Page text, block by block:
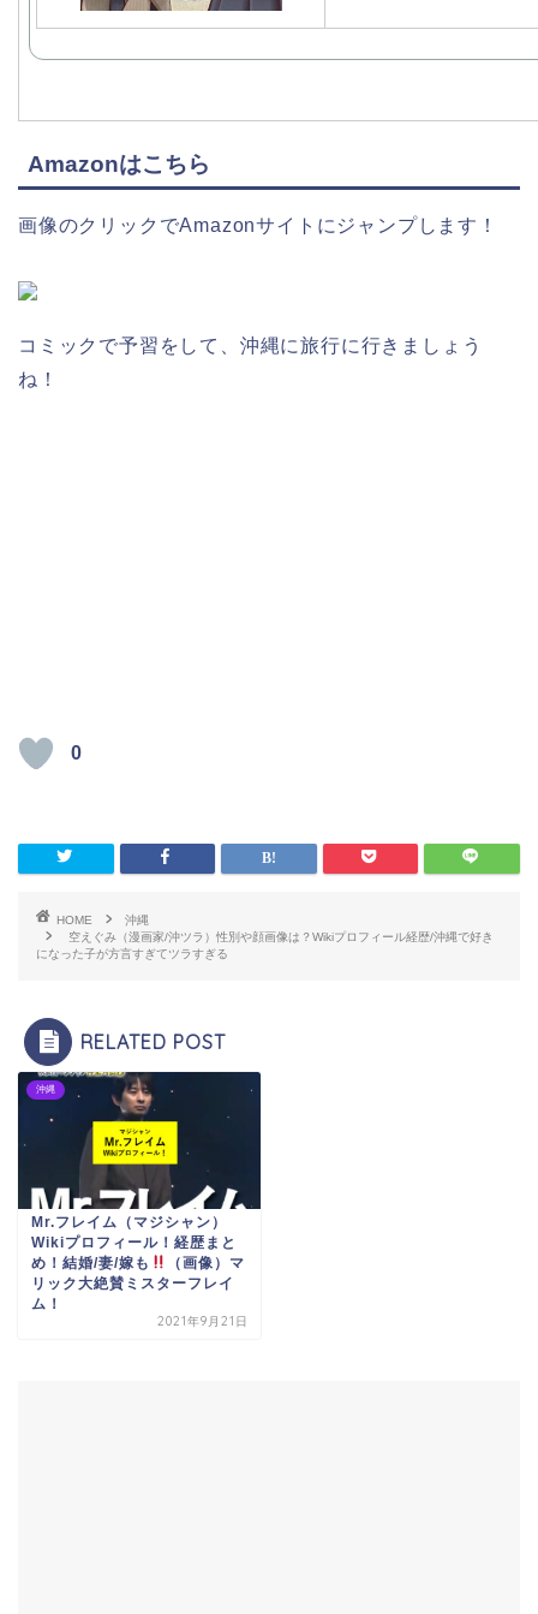
Amazonはこちら
画像のクリックでAmazonサイトにジャンプします！
コミックで予習をして、沖縄に旅行に行きましょう
ね！
0
HOME
沖縄
空えぐみ（漫画家/沖ツラ）性別や顔画像は？Wikiプロフィール経歴/沖縄で好き
になった子が方言すぎてツラすぎる
RELATED POST
沖縄
Mr.フレイム（マジシャン）
Wikiプロフィール！経歴まと
め！結婚/妻/嫁も
（画像）マ
リック大絶賛ミスターフレイ
ム！
2021年9月21日